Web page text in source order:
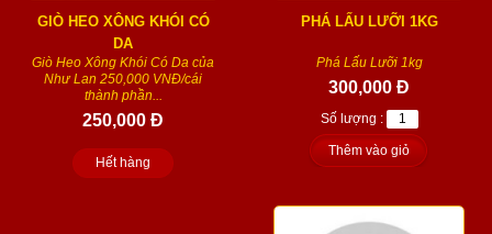
GIÒ HEO XÔNG KHÓI CÓ
DA
Giò Heo Xông Khói Có Da của
Như Lan 250,000 VNĐ/cái
thành phần...
250,000 Đ
Hết hàng
PHÁ LẤU LƯỠI 1KG
Phá Lấu Lưỡi 1kg
300,000 Đ
Số lượng :
Thêm vào giỏ